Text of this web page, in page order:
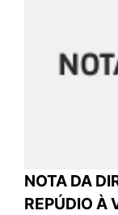
NOTA DA
REPÚDIO À